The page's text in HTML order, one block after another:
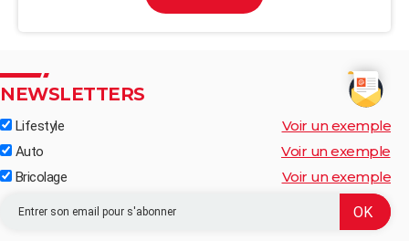
NEWSLETTERS
Lifestyle Voir un exemple
Auto Voir un exemple
Bricolage Voir un exemple